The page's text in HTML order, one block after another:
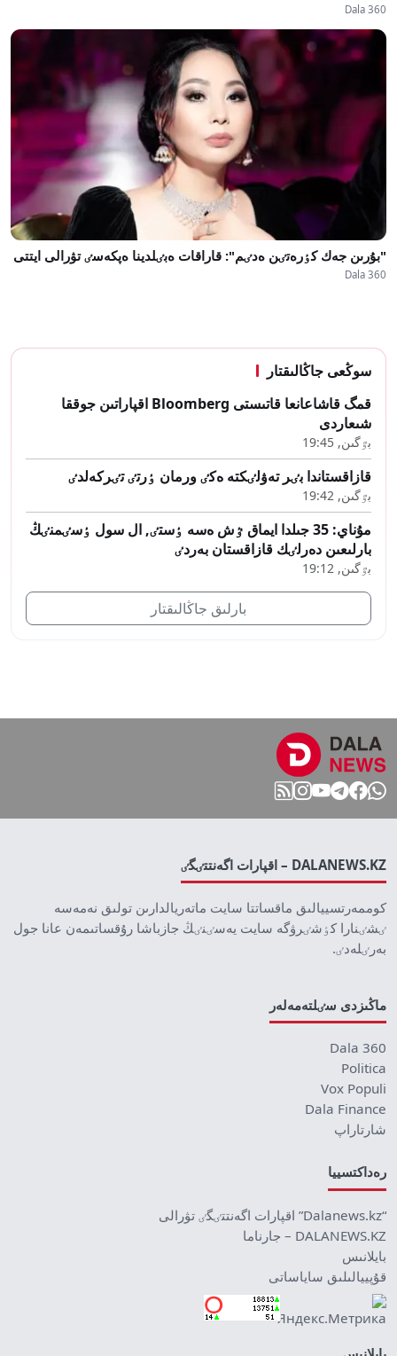
Dala 360
"بۇرىن جەك كٶرەتٸن ەدٸم": قاراقات ەبٸلدينا ەپكەسٸ تۋرالى ايتتى
Dala 360
سوڭعى جاڭالىقتار
قمگ قاشاعانعا قاتىستى Bloomberg اقپاراتىن جوققا
شىعاردى
بٷگىن, 19:45
قازاقستاندا بٸر تەۋلٸكتە ەكٸ ورمان ٶرتٸ تٸركەلدٸ
بٷگىن, 19:42
مۇناي: 35 جىلدا ايماق ٷش ەسە ٶستٸ, ال سول ٶسٸمنٸڭ
بارلىعىن دەرلٸك قازاقستان بەردٸ
بٷگىن, 19:12
بارلىق جاڭالىقتار
DALANEWS.KZ – اقپارات اگەنتتٸگٸ
كوممەرتسييالىق ماقساتتا سايت ماتەريالدارىن تولىق نەمەسە
ٸشٸنارا كٶشٸرۋگە سايت يەسٸنٸڭ جازباشا رۇقساتىمەن عانا جول
بەرٸلەدٸ.
ماڭىزدى سٸلتەمەلەر
Dala 360
Politica
Vox Populi
Dala Finance
شارتاراپ
رەداكتسييا
“Dalanews.kz” اقپارات اگەنتتٸگٸ تۋرالى
DALANEWS.KZ – جارناما
بايلانىس
قۇپييالىلىق ساياساتى